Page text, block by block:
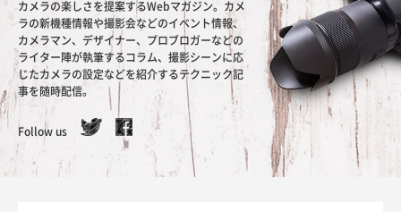
カメラの楽しさを提案するWebマガジン。カメ
ラの新機種情報や撮影会などのイベント情報、
カメラマン、デザイナー、プロブロガーなどの
ライター陣が執筆するコラム、撮影シーンに応
じたカメラの設定などを紹介するテクニック記
事を随時配信。
Follow us